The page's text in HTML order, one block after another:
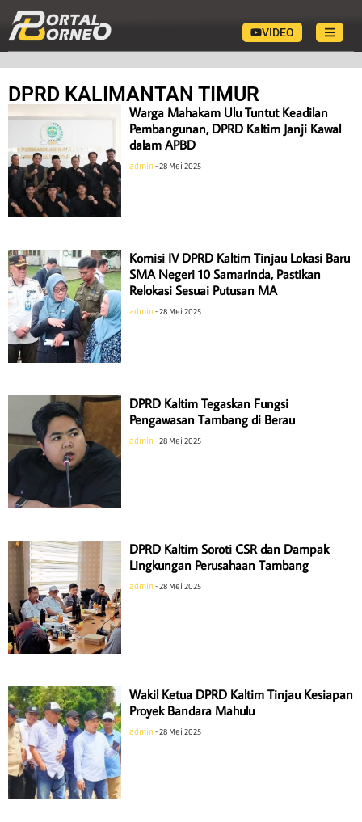
VIDEO
DPRD KALIMANTAN TIMUR
Warga Mahakam Ulu Tuntut Keadilan
Pembangunan, DPRD Kaltim Janji Kawal
dalam APBD
admin 28 Mei 2025
Komisi IV DPRD Kaltim Tinjau Lokasi Baru
SMA Negeri 10 Samarinda, Pastikan
Relokasi Sesuai Putusan MA
admin 28 Mei 2025
DPRD Kaltim Tegaskan Fungsi
Pengawasan Tambang di Berau
admin 28 Mei 2025
DPRD Kaltim Soroti CSR dan Dampak
Lingkungan Perusahaan Tambang
admin 28 Mei 2025
Wakil Ketua DPRD Kaltim Tinjau Kesiapan
Proyek Bandara Mahulu
admin 28 Mei 2025